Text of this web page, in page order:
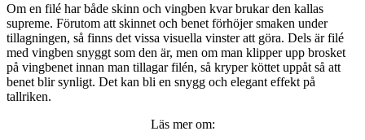
Om en filé har både skinn och vingben kvar brukar den kallas
supreme. Förutom att skinnet och benet förhöjer smaken under
tillagningen, så finns det vissa visuella vinster att göra. Dels är filé
med vingben snyggt som den är, men om man klipper upp brosket
på vingbenet innan man tillagar filén, så kryper köttet uppåt så att
benet blir synligt. Det kan bli en snygg och elegant effekt på
tallriken.
Läs mer om: